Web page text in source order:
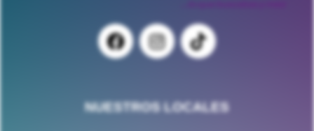
NUESTROS LOCALES